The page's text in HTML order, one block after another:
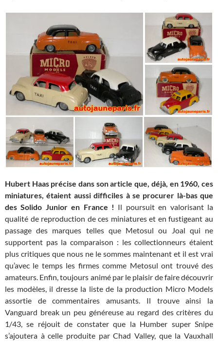
Hubert Haas précise dans son article que, déjà, en 1960, ces
miniatures, étaient aussi difficiles à se procurer là-bas que
des Solido Junior en France ! Il poursuit en valorisant la
qualité de reproduction de ces miniatures et en fustigeant au
passage des marques telles que Metosul ou Joal qui ne
supportent pas la comparaison : les collectionneurs étaient
plus critiques que nous ne le sommes maintenant et il est vrai
qu’avec le temps les firmes comme Metosul ont trouvé des
amateurs. Enfin, toujours animé par le plaisir de faire découvrir
les modèles, il dresse la liste de la production Micro Models
assortie de commentaires amusants. Il trouve ainsi la
Vanguard break un peu généreuse au regard des critères du
1/43, se réjouit de constater que la Humber super Snipe
s’ajoutera à celle produite par Chad Valley, que la Vauxhall